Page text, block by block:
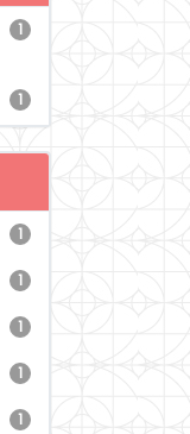
1
1
1
1
1
1
1